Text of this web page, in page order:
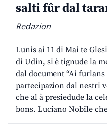
salti fûr dal
Redazion
Lunis ai 11 di Mai te
di Udin, si è tignude la
dal document “Ai furlans
partecipazion dal nestri
che al à presiedude la
bons. Luciano Nobile